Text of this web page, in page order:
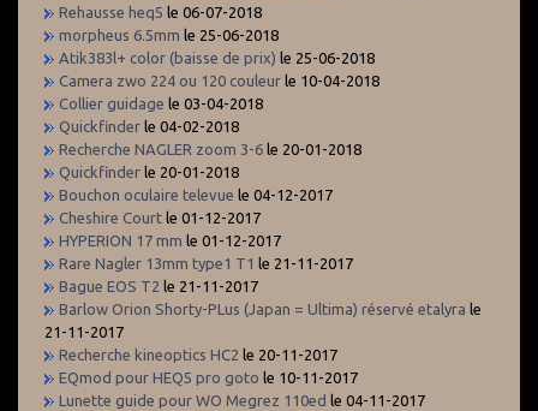
Rehausse heq5 le 06-07-2018
morpheus 6.5mm le 25-06-2018
Atik383l+ color (baisse de prix) le 25-06-2018
Camera zwo 224 ou 120 couleur le 10-04-2018
Collier guidage le 03-04-2018
Quickfinder le 04-02-2018
Recherche NAGLER zoom 3-6 le 20-01-2018
Quickfinder le 20-01-2018
Bouchon oculaire televue le 04-12-2017
Cheshire Court le 01-12-2017
HYPERION 17 mm le 01-12-2017
Rare Nagler 13mm type1 T1 le 21-11-2017
Bague EOS T2 le 21-11-2017
Barlow Orion Shorty-PLus (Japan = Ultima) réservé etalyra le
21-11-2017
Recherche kineoptics HC2 le 20-11-2017
EQmod pour HEQ5 pro goto le 10-11-2017
Lunette guide pour WO Megrez 110ed le 04-11-2017